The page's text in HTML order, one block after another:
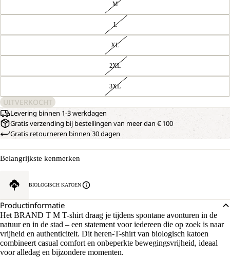
M
L
XL
2XL
3XL
UITVERKOCHT
Levering binnen 1-3 werkdagen
Gratis verzending bij bestellingen van meer dan € 100
Gratis retourneren binnen 30 dagen
Belangrijkste kenmerken
BIOLOGISCH KATOEN
Productinformatie
Het BRAND T M T-shirt draag je tijdens spontane avonturen in de
natuur en in de stad – een statement voor iedereen die op zoek is naar
vrijheid en authenticiteit. Dit heren-T-shirt van biologisch katoen
combineert casual comfort en onbeperkte bewegingsvrijheid, ideaal
voor alledag en bijzondere momenten.